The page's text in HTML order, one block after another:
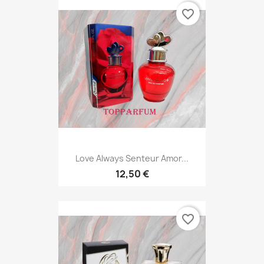
Love Always Senteur Amor...
12,50 €
favorite_border
favorite_border